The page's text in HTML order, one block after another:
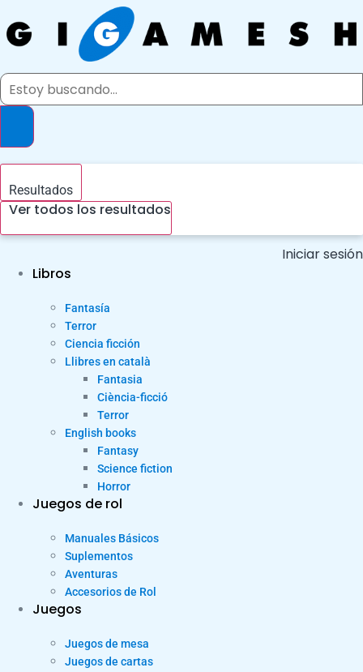
al
contenido
Search
Resultados
Ver todos los resultados
Iniciar sesión
Libros
Fantasía
Terror
Ciencia ficción
Llibres en català
Fantasia
Ciència-ficció
Terror
English books
Fantasy
Science fiction
Horror
Juegos de rol
Manuales Básicos
Suplementos
Aventuras
Accesorios de Rol
Juegos
Juegos de mesa
Juegos de cartas